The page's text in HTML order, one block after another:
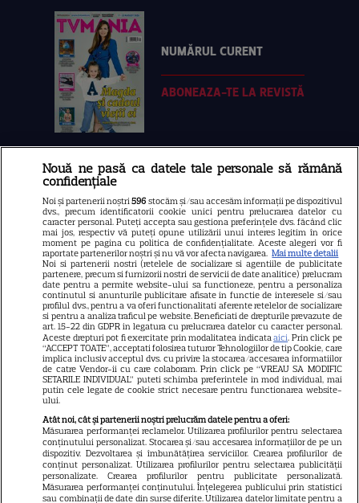
NUMĂRUL CURENT
ABONEAZA-TE LA REVISTĂ
Libertatea
Libertatea pentru femei
GSP
Știri mondene
Avantaje
Elle
Unica
Retete practice
URMĂREȘTE-NE PE
Copyright2026 Ringier Romania – Toate Drepturile rezervate
Nouă ne pasă ca datele tale personale să rămână
confidențiale
Noi și partenerii noștri596 stocăm și/sau accesăm informații pe dispozitivul
dvs., precum identificatorii cookie unici pentru prelucrarea datelor cu
caracter personal. Puteți accepta sau gestiona preferințele dvs. făcând clic
mai jos, respectiv vă puteți opune utilizării unui interes legitim în orice
moment pe pagina cu politica de confidențialitate. Aceste alegeri vor fi
raportate partenerilor noștri și nu vă vor afecta navigarea. Mai multe detalii
Noi si partenerii nostri (retelele de socializare si agentiile de publicitate
partenere, precum si furnizorii nostri de servicii de date analitice) prelucram
date pentru a permite website-ului sa functioneze, pentru a personaliza
continutul si anunturile publicitare afisate in functie de interesele si/sau
profilul dvs., pentru a va oferi functionalitati aferente retelelor de socializare
si pentru a analiza traficul pe website. Beneficiati de drepturile prevazute de
art. 15-22 din GDPR in legatura cu prelucrarea datelor cu caracter personal.
Aceste drepturi pot fi exercitate prin modalitatea indicataaici. Prin click pe
“ACCEPT TOATE”, acceptati folosirea tuturor Tehnologiilor de tip Cookie, care
implica inclusiv acceptul dvs. cu privire la stocarea/accesarea informatiilor
de catre Vendor-ii cu care colaboram. Prin click pe “VREAU SA MODIFIC
SETARILE INDIVIDUAL” puteti schimba preferintele in mod individual, mai
putin cele legate de cookie strict necesare pentru functionarea website-
ului.
Atât noi, cât și partenerii noștri prelucrăm datele pentru a oferi:
Măsurarea performanței reclamelor. Utilizarea profilurilor pentru selectarea
conținutului personalizat. Stocarea și/sau accesarea informațiilor de pe un
dispozitiv. Dezvoltarea și îmbunătățirea serviciilor. Crearea profilurilor de
conținut personalizat. Utilizarea profilurilor pentru selectarea publicității
personalizate. Crearea profilurilor pentru publicitate personalizată.
Măsurarea performanței conținutului. Înțelegerea publicului prin statistici
sau combinații de date din surse diferite. Utilizarea datelor limitate pentru a